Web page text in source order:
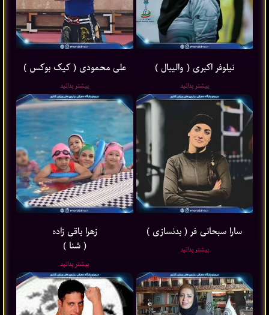
نیلوفر اکبری ( والیبال )
بیشتر بدانید
علی محمودی ( کیک بوکس )
بیشتر بدانید
سارا سبحانی فر ( بدنسازی )
بیشتر بدانید
زهرا باقی ‌زاده
( شنا )
بیشتر بدانید